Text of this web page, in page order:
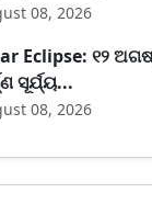
08, 2026
Eclipse: ୧୨
ସୂର୍ଯ୍ୟ...
08, 2026